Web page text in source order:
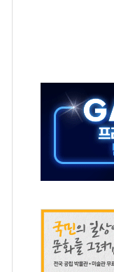
한 추진…美 "통행 막을
온큐·도어대시↑ VS 샌
…상법·자본시장법 개
실현 속 혼조세...웨스
긴급 안보 점검회의